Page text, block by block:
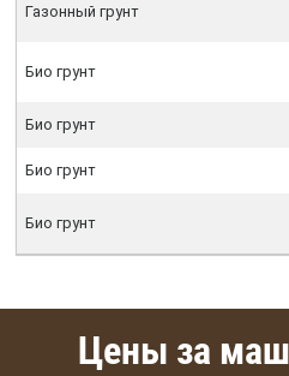
Газонный грунт
Био грунт
Био грунт
Био грунт
Био грунт
Цены за